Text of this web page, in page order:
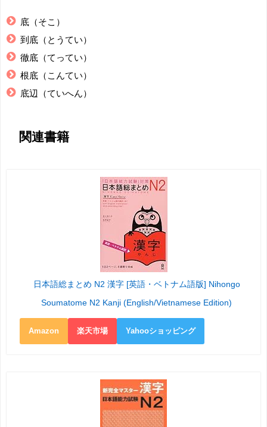
底（そこ）
到底（とうてい）
徹底（てってい）
根底（こんてい）
底辺（ていへん）
関連書籍
日本語総まとめ N2 漢字 [英語・ベトナム語版] Nihongo
Soumatome N2 Kanji (English/Vietnamese Edition)
Amazon 楽天市場 Yahooショッピング